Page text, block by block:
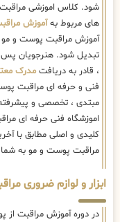
شود. کلاس اموزشی
های مربوط بهآموزش
آموزش مراقبت پوست و مو
تبدیل شود. هنرجویان پس
، قادر به دریافت مدرک
فنی و حرفه ای مراقبت
مبتدی ، تخصصی و
اموزشگاه فنی حرفه ای
کلیدی و اصلی مطابق با
مراقبت پوست و مو به
ابزار و لوازم ضروری
در دوره آموزش مراقبت